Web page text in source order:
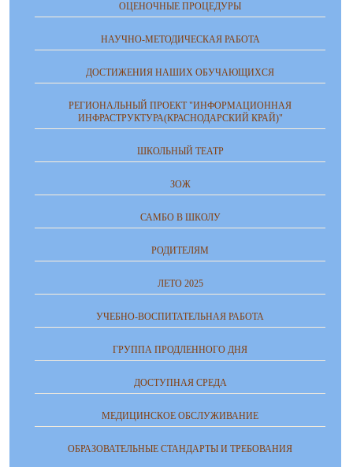
ОЦЕНОЧНЫЕ ПРОЦЕДУРЫ
НАУЧНО-МЕТОДИЧЕСКАЯ РАБОТА
ДОСТИЖЕНИЯ НАШИХ ОБУЧАЮЩИХСЯ
РЕГИОНАЛЬНЫЙ ПРОЕКТ "ИНФОРМАЦИОННАЯ
ИНФРАСТРУКТУРА(КРАСНОДАРСКИЙ КРАЙ)"
ШКОЛЬНЫЙ ТЕАТР
ЗОЖ
САМБО В ШКОЛУ
РОДИТЕЛЯМ
ЛЕТО 2025
УЧЕБНО-ВОСПИТАТЕЛЬНАЯ РАБОТА
ГРУППА ПРОДЛЕННОГО ДНЯ
ДОСТУПНАЯ СРЕДА
МЕДИЦИНСКОЕ ОБСЛУЖИВАНИЕ
ОБРАЗОВАТЕЛЬНЫЕ СТАНДАРТЫ И ТРЕБОВАНИЯ